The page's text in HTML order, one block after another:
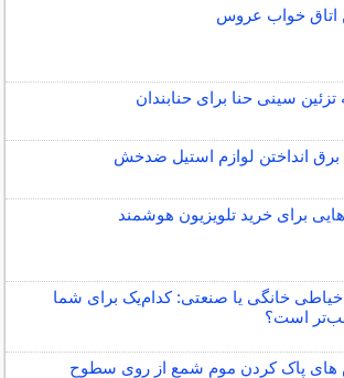
اتاق خواب عروس
تزئین سینی حنا برای حنابندان
برق انداختن لوازم استیل ضدخش
هایی برای خرید تلویزیون هوشمند
خانگی یا صنعتی: کدام‌یک برای شما
است؟
پاک کردن موم شمع از روی سطوح